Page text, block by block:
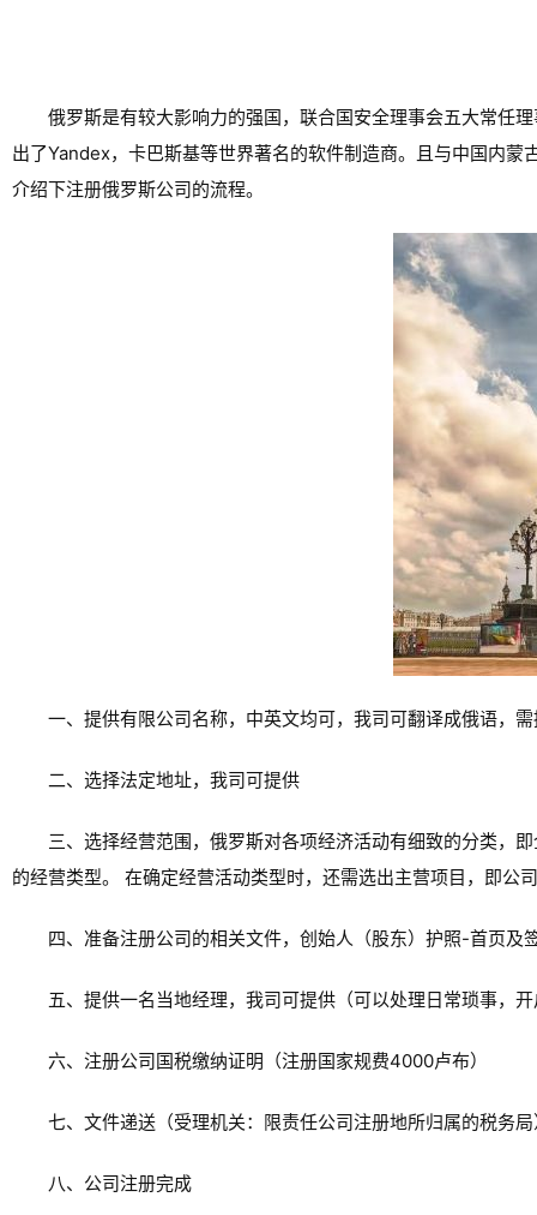
俄罗斯是有较大影响力的强国，联合国安全理事会五大常任
出了Yandex，卡巴斯基等世界著名的软件制造商。且与中国内
介绍下注册俄罗斯公司的流程。
一、提供有限公司名称，中英文均可，我司可翻译成俄语，
二、选择法定地址，我司可提供
三、选择经营范围，俄罗斯对各项经济活动有细致的分类，
的经营类型。 在确定经营活动类型时，还需选出主营项目，即
四、准备注册公司的相关文件，创始人（股东）护照-首页
五、提供一名当地经理，我司可提供（可以处理日常琐事，
六、注册公司国税缴纳证明（注册国家规费4000卢布）
七、文件递送（受理机关：限责任公司注册地所归属的税务
八、公司注册完成